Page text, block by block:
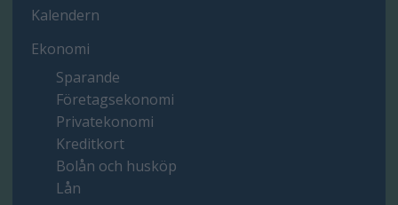
Kalendern
Ekonomi
Sparande
Företagsekonomi
Privatekonomi
Kreditkort
Bolån och husköp
Lån